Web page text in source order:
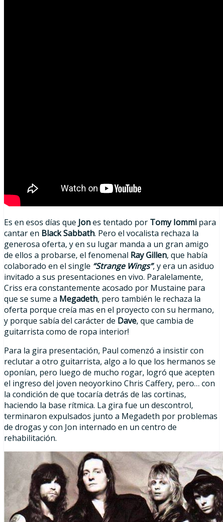
Es en esos días que Jones tentado por Tomy Iommi para
cantar en Black Sabbath. Pero el vocalista rechaza la
generosa oferta, y en su lugar manda a un gran amigo
de ellos a probarse, el fenomenal Ray Gillen, que había
colaborado en el single “Strange Wings”, y era un asiduo
invitado a sus presentaciones en vivo. Paralelamente,
Criss era constantemente acosado por Mustaine para
que se sume a Megadeth, pero también le rechaza la
oferta porque creía mas en el proyecto con su hermano,
y porque sabía del carácter de Dave, que cambia de
guitarrista como de ropa interior!
Para la gira presentación, Paul comenzó a insistir con
reclutar a otro guitarrista, algo a lo que los hermanos se
oponían, pero luego de mucho rogar, logró que acepten
el ingreso del joven neoyorkino Chris Caffery, pero… con
la condición de que tocaría detrás de las cortinas,
haciendo la base rítmica. La gira fue un descontrol,
terminaron expulsados junto a Megadeth por problemas
de drogas y con Jon internado en un centro de
rehabilitación.